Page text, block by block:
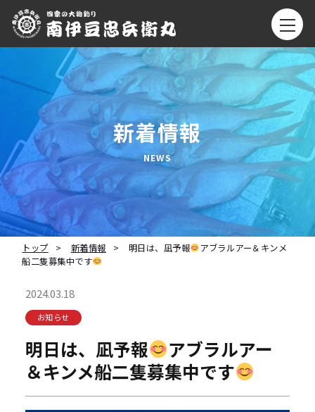
新着情報
トップ 新着情報 明日は、凪予報
アブラルアー＆キンメ
船二隻募集中です
2024.03.18
お知らせ
明日は、凪予報
アブラルアー
＆キンメ船二隻募集中です